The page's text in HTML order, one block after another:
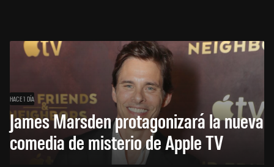
HACE 1 DÍA
James Marsden protagonizará la nueva
comedia de misterio de Apple TV